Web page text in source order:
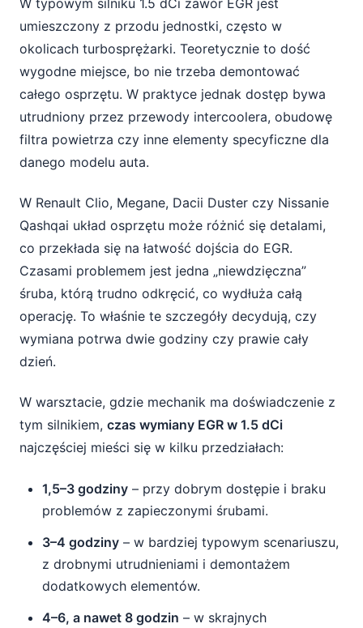
W typowym silniku 1.5 dCi zawór EGR jest
umieszczony z przodu jednostki, często w
okolicach turbosprężarki. Teoretycznie to dość
wygodne miejsce, bo nie trzeba demontować
całego osprzętu. W praktyce jednak dostęp bywa
utrudniony przez przewody intercoolera, obudowę
filtra powietrza czy inne elementy specyficzne dla
danego modelu auta.
W Renault Clio, Megane, Dacii Duster czy Nissanie
Qashqai układ osprzętu może różnić się detalami,
co przekłada się na łatwość dojścia do EGR.
Czasami problemem jest jedna „niewdzięczna”
śruba, którą trudno odkręcić, co wydłuża całą
operację. To właśnie te szczegóły decydują, czy
wymiana potrwa dwie godziny czy prawie cały
dzień.
W warsztacie, gdzie mechanik ma doświadczenie z
tym silnikiem, czas wymiany EGR w 1.5 dCi
najczęściej mieści się w kilku przedziałach:
1,5–3 godziny – przy dobrym dostępie i braku
problemów z zapieczonymi śrubami.
3–4 godziny – w bardziej typowym scenariuszu,
z drobnymi utrudnieniami i demontażem
dodatkowych elementów.
4–6, a nawet 8 godzin – w skrajnych